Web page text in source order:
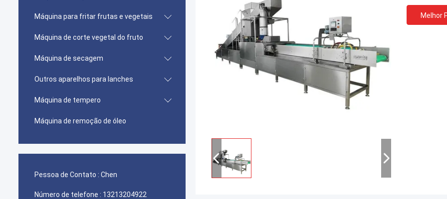
Máquina para fritar frutas e vegetais
Máquina de corte vegetal do fruto
Máquina de secagem
Outros aparelhos para lanches
Máquina de tempero
Máquina de remoção de óleo
Pessoa de Contato : Chen
Número de telefone : 13213204922
Melhor